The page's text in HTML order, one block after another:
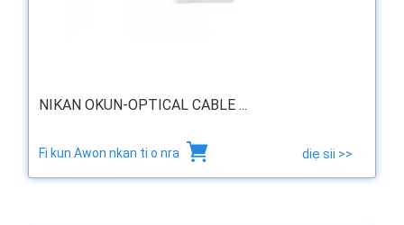
NIKAN OKUN-OPTICAL CABLE ...
Fi kun Awon nkan ti o nra diẹ sii >>